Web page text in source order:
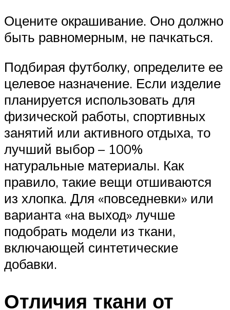
Оцените окрашивание. Оно должно
быть равномерным, не пачкаться.
Подбирая футболку, определите ее
целевое назначение. Если изделие
планируется использовать для
физической работы, спортивных
занятий или активного отдыха, то
лучший выбор – 100%
натуральные материалы. Как
правило, такие вещи отшиваются
из хлопка. Для «повседневки» или
варианта «на выход» лучше
подобрать модели из ткани,
включающей синтетические
добавки.
Отличия ткани от